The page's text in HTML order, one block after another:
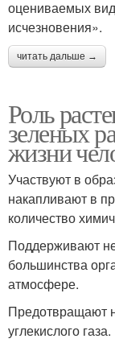
оцениваемых
исчезновения».
читать дальше →
Роль
зеленых
жизни
Участвуют в
накапливают в
количество
Поддерживают
большинства
атмосфере.
Предотвращают
углекислого газа.